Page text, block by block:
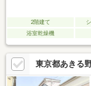
2階建て
浴室乾燥機
東京都あきる